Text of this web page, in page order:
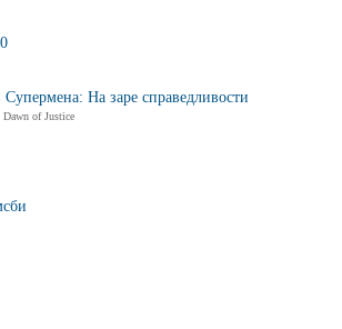
На заре справедливости
Dawn of Justice